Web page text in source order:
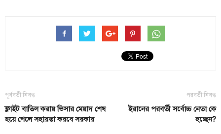
পূর্ববর্তী নিবন্ধ
ফ্লাইট বাতিল করায় ভিসার মেয়াদ শেষ
হয়ে গেলে সহায়তা করবে সরকার
পরবর্তী নিবন্ধ
ইরানের পরবর্তী সর্বোচ্চ নেতা কে
হচ্ছেন?